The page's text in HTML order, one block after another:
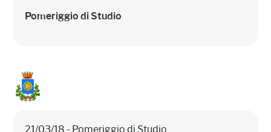
Pomeriggio di Studio
21/03/18 - Pomeriggio di Studio